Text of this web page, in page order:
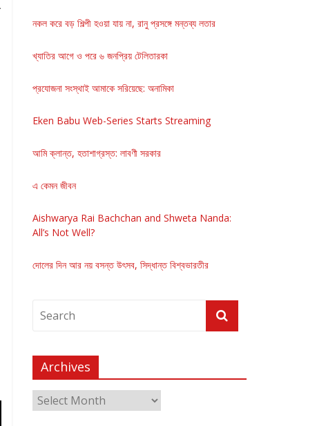
নকল করে বড় শিল্পী হওয়া যায় না, রানু প্রসঙ্গে মন্তব্য লতার
খ্যাতির আগে ও পরে ৬ জনপ্রিয় টেলিতারকা
প্রযোজনা সংস্থাই আমাকে সরিয়েছে: অনামিকা
Eken Babu Web-Series Starts Streaming
আমি ক্লান্ত, হতাশাগ্রস্ত: লাবণী সরকার
এ কেমন জীবন
Aishwarya Rai Bachchan and Shweta Nanda:
All’s Not Well?
দোলের দিন আর নয় বসন্ত উৎসব, সিদ্ধান্ত বিশ্বভারতীর
Archives